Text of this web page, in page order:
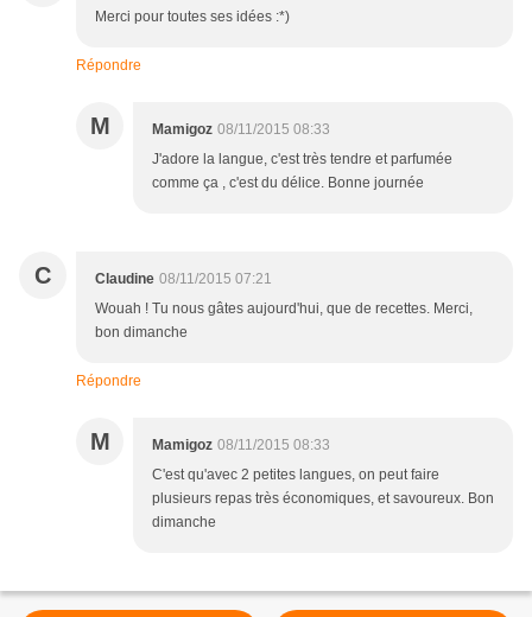
Merci pour toutes ses idées :*)
Répondre
M Mamigoz 08/11/2015 08:33
J'adore la langue, c'est très tendre et parfumée
comme ça , c'est du délice. Bonne journée
C Claudine 08/11/2015 07:21
Wouah ! Tu nous gâtes aujourd'hui, que de recettes. Merci,
bon dimanche
Répondre
M Mamigoz 08/11/2015 08:33
C'est qu'avec 2 petites langues, on peut faire
plusieurs repas très économiques, et savoureux. Bon
dimanche